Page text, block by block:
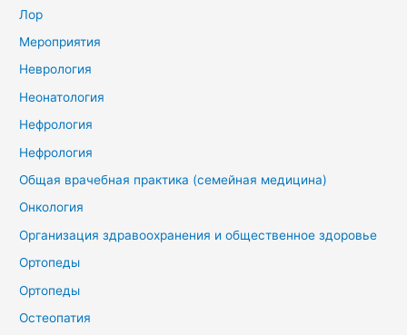
Лор
Мероприятия
Неврология
Неонатология
Нефрология
Нефрология
Общая врачебная практика (семейная медицина)
Онкология
Организация здравоохранения и общественное здоровье
Ортопеды
Ортопеды
Остеопатия